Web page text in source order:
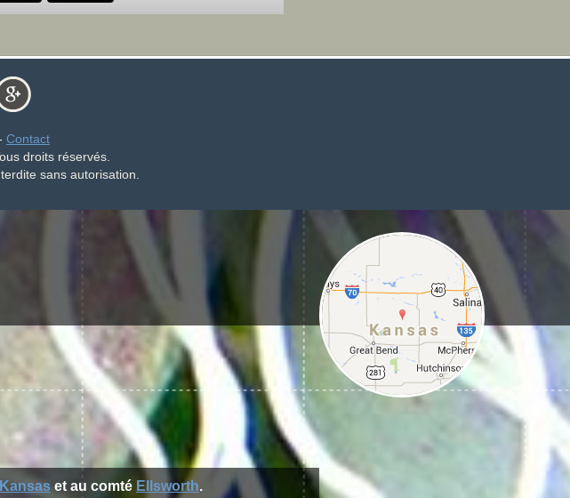
Contact
droits réservés.
sans autorisation.
Kansas et au comté Ellsworth.